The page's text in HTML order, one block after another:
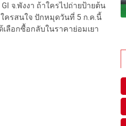
จ.พังงา ถ้าใครไปถ่ายป้ายต้น
ครสนใจ ปักหมุดวันที่ 5 ก.ค.นี้
ลือกซื้อกลับในราคาย่อมเยา